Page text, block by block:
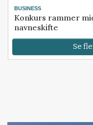
BUSINESS
Konkurs rammer
navneskifte
Se